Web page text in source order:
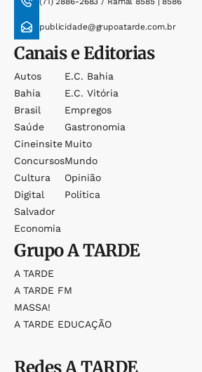
publicidade@grupoatarde.com.br
Canais e Editorias
Autos
Bahia
Brasil
Saúde
Cineinsite
Concursos
Cultura
Digital
Salvador
Economia
E.c. Bahia
E.c. Vitória
Empregos
Gastronomia
Muito
Mundo
Opinião
Política
GrupoA TARDE
A TARDE
A TARDE FM
MASSA!
A TARDE EDUCAÇÃO
RedesA TARDE